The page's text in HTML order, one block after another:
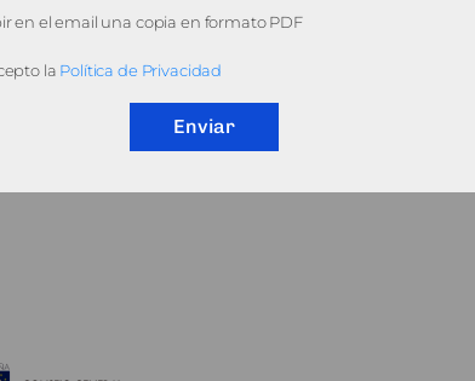
en el email una copia en formato PDF
la Política de Privacidad
Enviar